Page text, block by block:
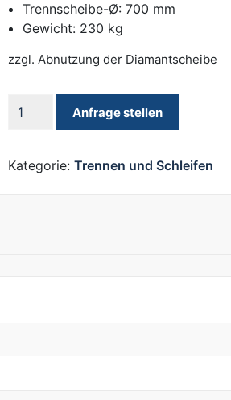
Trennscheibe-Ø: 700 mm
Gewicht: 230 kg
zzgl. Abnutzung der Diamantscheibe
Steintrennmaschine
700
Anfrage stellen
Kategorie: Trennen und Schleifen